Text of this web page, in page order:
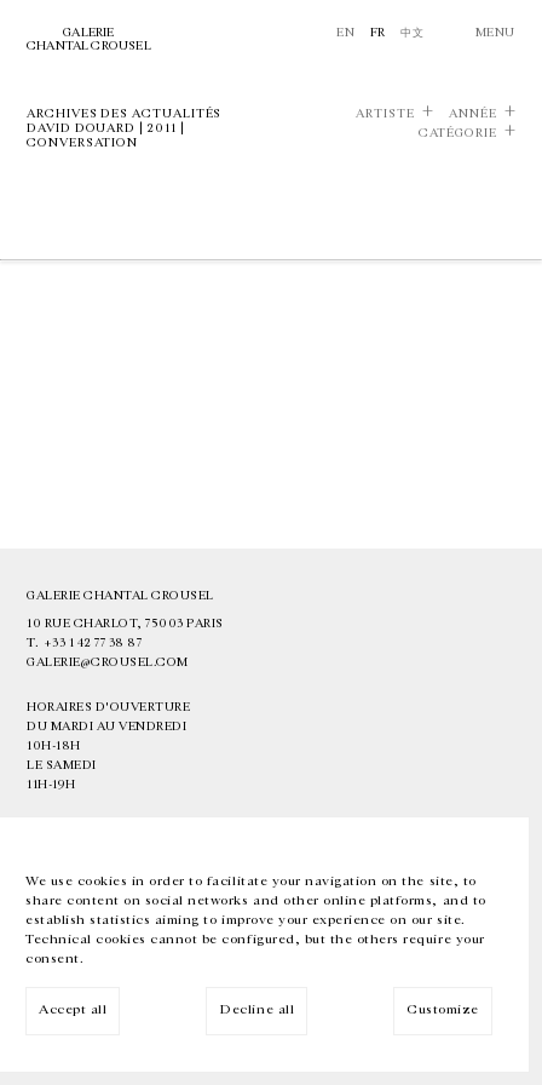
We use cookies in order to facilitate your navigation on the site, to
share content on social networks and other online platforms, and to
establish statistics aiming to improve your experience on our site.
Technical cookies cannot be configured, but the others require your
consent.
Accept all Decline all Customize
GALERIE
CHANTAL CROUSEL
EN FR 中文 MENU
ARCHIVES DES ACTUALITÉS
DAVID DOUARD | 2011 |
CONVERSATION
ARTISTE
ANNÉE
CATÉGORIE
GALERIE CHANTAL CROUSEL
10 RUE CHARLOT, 75003 PARIS
T. +33 1 42 77 38 87
GALERIE@CROUSEL.COM
HORAIRES D'OUVERTURE
DU MARDI AU VENDREDI
10H-18H
LE SAMEDI
11H-19H
EN FR 中文 Facebook Instagram
Inscrivez-vous à notre newsletter